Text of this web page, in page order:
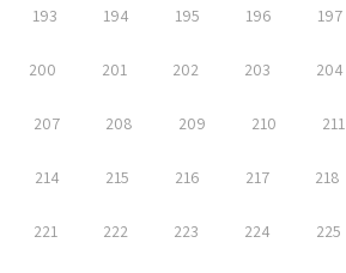
193 194 195 196 197
200 201 202 203 204
207 208 209 210 211
214 215 216 217 218
221 222 223 224 225